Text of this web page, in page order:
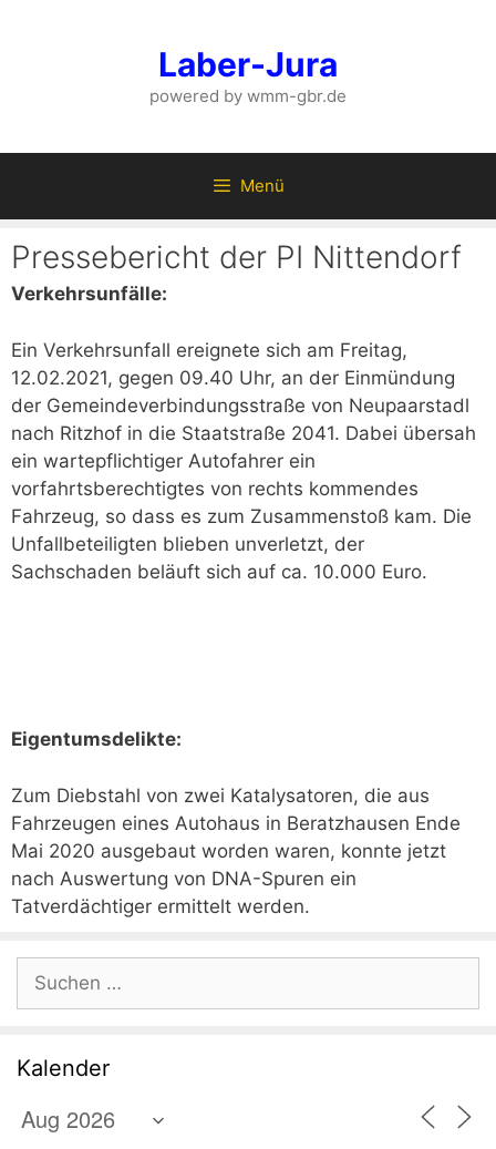
Laber-Jura
powered by wmm-gbr.de
Menü
Pressebericht der PI Nittendorf
Verkehrsunfälle:
Ein Verkehrsunfall ereignete sich am Freitag,
12.02.2021, gegen 09.40 Uhr, an der Einmündung
der Gemeindeverbindungsstraße von Neupaarstadl
nach Ritzhof in die Staatstraße 2041. Dabei übersah
ein wartepflichtiger Autofahrer ein
vorfahrtsberechtigtes von rechts kommendes
Fahrzeug, so dass es zum Zusammenstoß kam. Die
Unfallbeteiligten blieben unverletzt, der
Sachschaden beläuft sich auf ca. 10.000 Euro.
Eigentumsdelikte:
Zum Diebstahl von zwei Katalysatoren, die aus
Fahrzeugen eines Autohaus in Beratzhausen Ende
Mai 2020 ausgebaut worden waren, konnte jetzt
nach Auswertung von DNA-Spuren ein
Tatverdächtiger ermittelt werden.
nach:
Kalender